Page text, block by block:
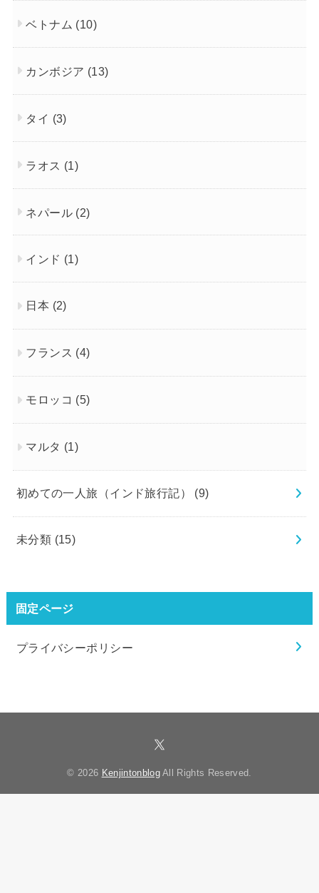
ベトナム (10)
カンボジア (13)
タイ (3)
ラオス (1)
ネパール (2)
インド (1)
日本 (2)
フランス (4)
モロッコ (5)
マルタ (1)
初めての一人旅（インド旅行記） (9)
未分類 (15)
固定ページ
プライバシーポリシー
© 2026 KenjintonblogAll Rights Reserved.